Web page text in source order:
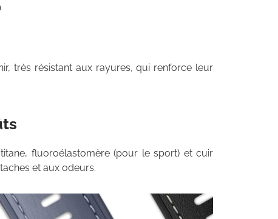
très résistant aux rayures, qui renforce leur
fluoroélastomère (pour le sport) et cuir
et aux odeurs.